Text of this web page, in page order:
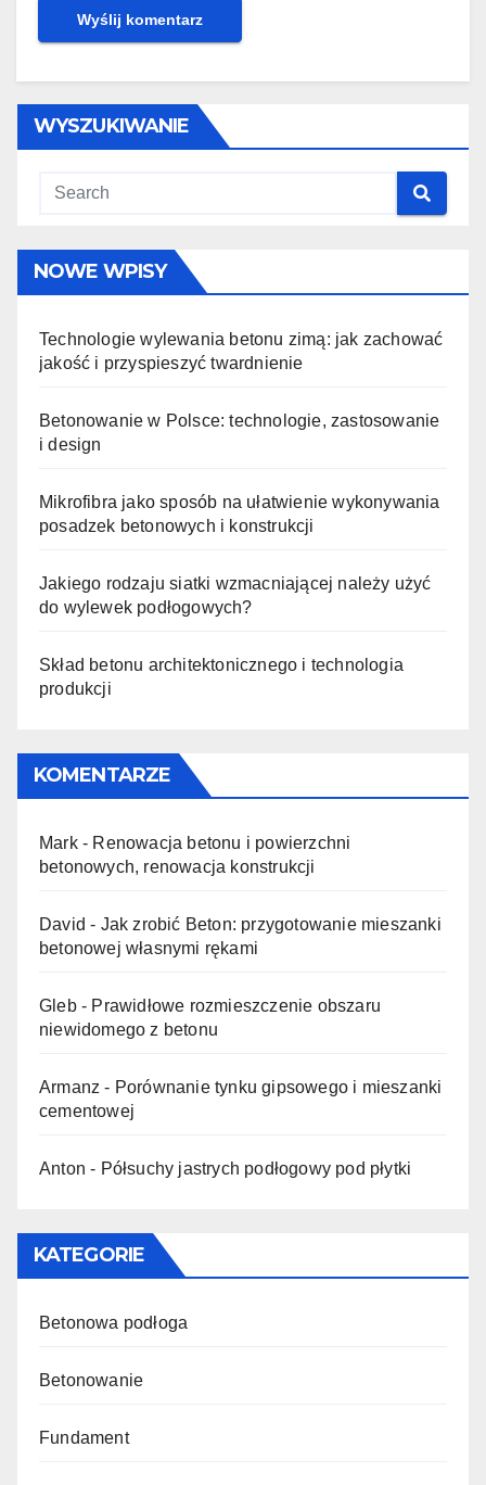
WYSZUKIWANIE
NOWE WPISY
Technologie wylewania betonu zimą: jak zachować
jakość i przyspieszyć twardnienie
Betonowanie w Polsce: technologie, zastosowanie
i design
Mikrofibra jako sposób na ułatwienie wykonywania
posadzek betonowych i konstrukcji
Jakiego rodzaju siatki wzmacniającej należy użyć
do wylewek podłogowych?
Skład betonu architektonicznego i technologia
produkcji
KOMENTARZE
Mark- Renowacja betonu i powierzchni
betonowych, renowacja konstrukcji
David - Jak zrobić Beton: przygotowanie mieszanki
betonowej własnymi rękami
Gleb- Prawidłowe rozmieszczenie obszaru
niewidomego z betonu
Armanz - Porównanie tynku gipsowego i mieszanki
cementowej
Anton - Półsuchy jastrych podłogowy pod płytki
KATEGORIE
Betonowa podłoga
Betonowanie
Fundament